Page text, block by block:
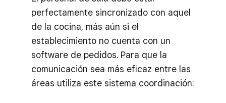
perfectamente sincronizado con aquel
de la cocina, más aún si el
establecimiento no cuenta con un
software de pedidos. Para que la
comunicación sea más eficaz entre las
áreas utiliza este sistema coordinación: